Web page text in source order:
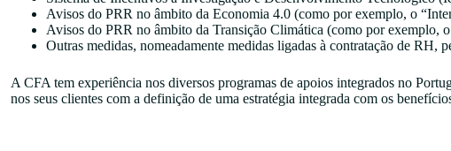
Avisos do PRR no âmbito da Economia 4.0 (como por exemplo, o
Avisos do PRR no âmbito da Transição Climática (como por exemplo,
Outras medidas, nomeadamente medidas ligadas à contratação de RH,
A CFA tem experiência nos diversos programas de apoios integrados no
nos seus clientes com a definição de uma estratégia integrada com os